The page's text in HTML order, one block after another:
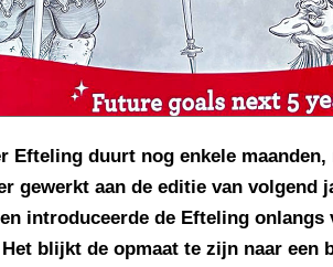
Efteling duurt nog enkele
gewerkt aan de editie van volgend
introduceerde de Efteling onlangs
blijkt de opmaat te zijn naar een